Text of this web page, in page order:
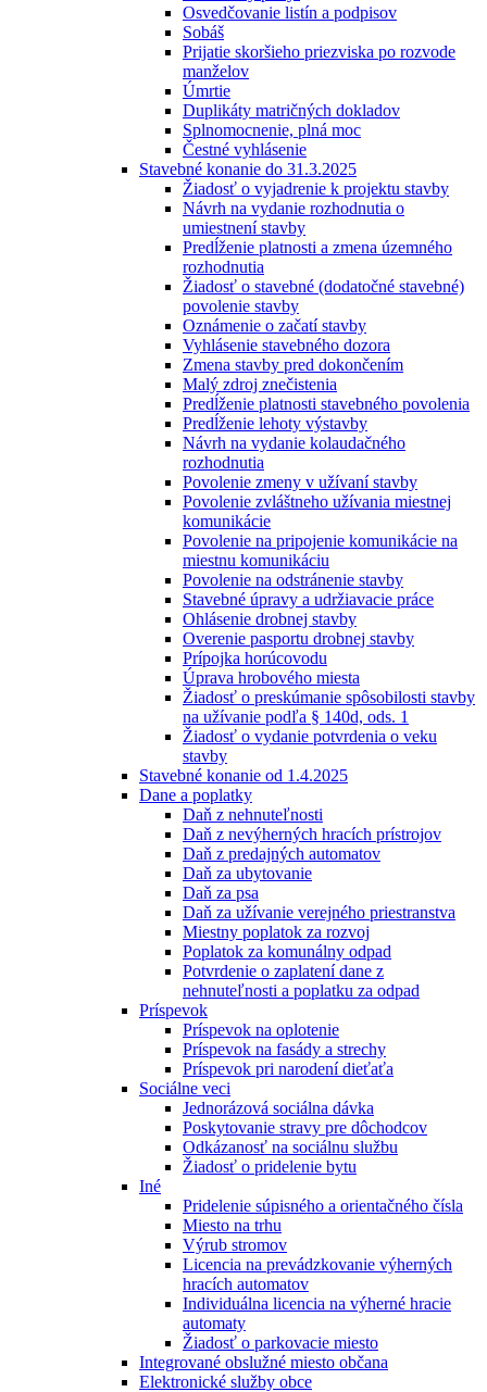
Osvedčovanie listín a podpisov
Sobáš
Prijatie skoršieho priezviska po rozvode
manželov
Úmrtie
Duplikáty matričných dokladov
Splnomocnenie, plná moc
Čestné vyhlásenie
Stavebné konanie do 31.3.2025
Žiadosť o vyjadrenie k projektu stavby
Návrh na vydanie rozhodnutia o
umiestnení stavby
Predĺženie platnosti a zmena územného
rozhodnutia
Žiadosť o stavebné (dodatočné stavebné)
povolenie stavby
Oznámenie o začatí stavby
Vyhlásenie stavebného dozora
Zmena stavby pred dokončením
Malý zdroj znečistenia
Predĺženie platnosti stavebného povolenia
Predĺženie lehoty výstavby
Návrh na vydanie kolaudačného
rozhodnutia
Povolenie zmeny v užívaní stavby
Povolenie zvláštneho užívania miestnej
komunikácie
Povolenie na pripojenie komunikácie na
miestnu komunikáciu
Povolenie na odstránenie stavby
Stavebné úpravy a udržiavacie práce
Ohlásenie drobnej stavby
Overenie pasportu drobnej stavby
Prípojka horúcovodu
Úprava hrobového miesta
Žiadosť o preskúmanie spôsobilosti stavby
na užívanie podľa § 140d, ods. 1
Žiadosť o vydanie potvrdenia o veku
stavby
Stavebné konanie od 1.4.2025
Dane a poplatky
Daň z nehnuteľnosti
Daň z nevýherných hracích prístrojov
Daň z predajných automatov
Daň za ubytovanie
Daň za psa
Daň za užívanie verejného priestranstva
Miestny poplatok za rozvoj
Poplatok za komunálny odpad
Potvrdenie o zaplatení dane z
nehnuteľnosti a poplatku za odpad
Príspevok
Príspevok na oplotenie
Príspevok na fasády a strechy
Príspevok pri narodení dieťaťa
Sociálne veci
Jednorázová sociálna dávka
Poskytovanie stravy pre dôchodcov
Odkázanosť na sociálnu službu
Žiadosť o pridelenie bytu
Iné
Pridelenie súpisného a orientačného čísla
Miesto na trhu
Výrub stromov
Licencia na prevádzkovanie výherných
hracích automatov
Individuálna licencia na výherné hracie
automaty
Žiadosť o parkovacie miesto
Integrované obslužné miesto občana
Elektronické služby obce